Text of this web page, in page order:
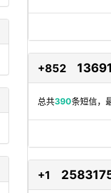
+852
总共390条短信，
+1